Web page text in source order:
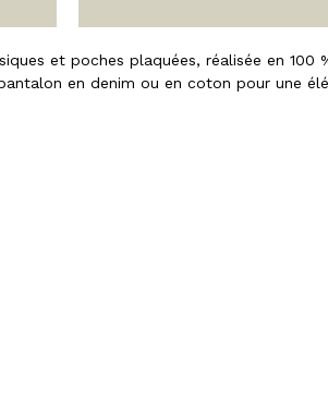
et poches plaquées, réalisée en
en denim ou en coton pour une